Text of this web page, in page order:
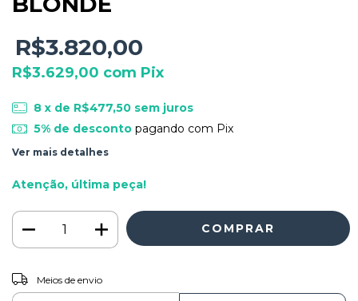
R$3.820,00
R$3.629,00 com Pix
8 x de R$477,50 sem juros
5% de descontopagando com Pix
Ver mais detalhes
Atenção, última peça!
Entregas para o CEP:
Meios de envio